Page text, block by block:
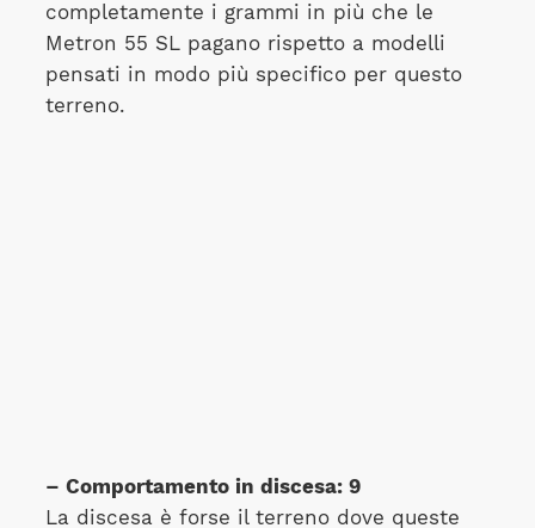
completamente i grammi in più che le
Metron 55 SL pagano rispetto a modelli
pensati in modo più specifico per questo
terreno.
– Comportamento in discesa: 9
La discesa è forse il terreno dove queste